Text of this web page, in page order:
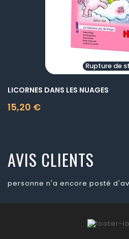
Rupture de
LICORNES DANS LES NUAGES
15,20 €
Prix
AVIS CLIENTS
personne n'a encore posté